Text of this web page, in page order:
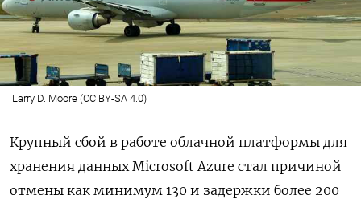
Larry D. Moore (CC BY-SA 4.0)
Крупный сбой в работе облачной платформы для
хранения данных Microsoft Azure стал причиной
отмены как минимум 130 и задержки более 200